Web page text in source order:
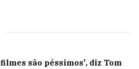
são péssimos', diz Tom